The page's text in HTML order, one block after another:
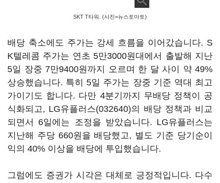
SKT T타워. (사진=뉴스토마토)
배당 축소에도 주가는 강세 흐름을 이어갔습니다. S
K텔레콤 주가는 연초 5만3000원대에서 출발해 지난
5일 장중 7만9400원까지 오르며 한 달 사이 약 49%
상승했습니다. 특히 5일 주가는 장중 기준 역대 최고
가이기도 합니다. 다만 4분기까지 무배당 정책이 공
식화되고, LG유플러스(032640)의 배당 정책과 비교
되면서 6일에는 조정을 받았습니다. LG유플러스는
지난해 주당 660원을 배당했고, 별도 기준 당기순이
익의 40% 이상을 배당에 투입했습니다.
그럼에도 증권가 시각은 대체로 긍정적입니다. 다수